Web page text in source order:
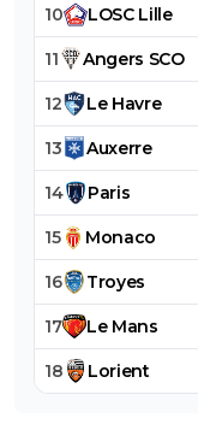
10 LOSC Lille
11 Angers SCO
12 Le Havre
13 Auxerre
14 Paris
15 Monaco
16 Troyes
17 Le Mans
18 Lorient